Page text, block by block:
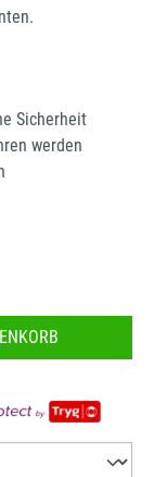
Sicherheit
werden
Wert